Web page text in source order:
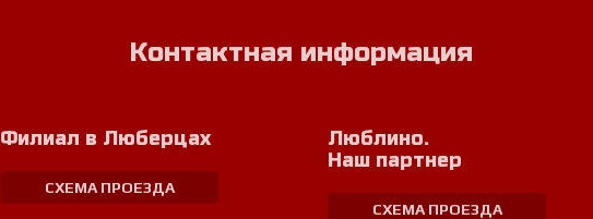
Контактная информация
Филиал в Люберцах
СХЕМА ПРОЕЗДА
Люблино.
Наш партнер
СХЕМА ПРОЕЗДА